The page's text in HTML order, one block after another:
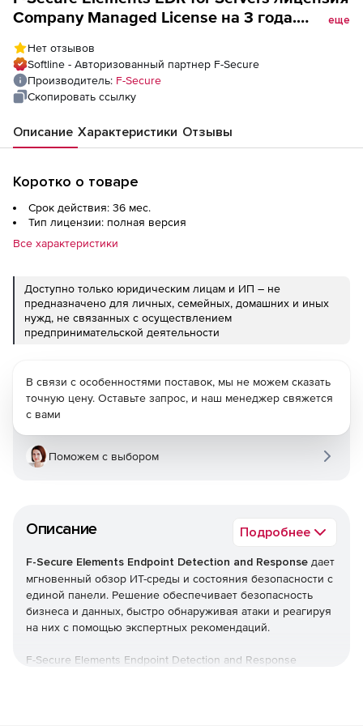
Company Managed License на 3 года.
еще
Нет отзывов
Softline - Авторизованный партнер F-Secure
Производитель: F-Secure
Скопировать ссылку
Описание Характеристики Отзывы
Коротко о товаре
Срок действия: 36 мес.
Тип лицензии: полная версия
Все характеристики
Доступно только юридическим лицам и ИП – не
предназначено для личных, семейных, домашних и иных
нужд, не связанных с осуществлением
предпринимательской деятельности
Описание Подробнее
F-Secure Elements Endpoint Detection and Response дает
мгновенный обзор ИТ-среды и состояния безопасности с
единой панели. Решение обеспечивает безопасность
бизнеса и данных, быстро обнаруживая атаки и реагируя
на них с помощью экспертных рекомендаций.
F-Secure Elements Endpoint Detection and Response
В связи с особенностями поставок, мы не можем сказать
точную цену. Оставьте запрос, и наш менеджер свяжется
с вами
Поможем с выбором